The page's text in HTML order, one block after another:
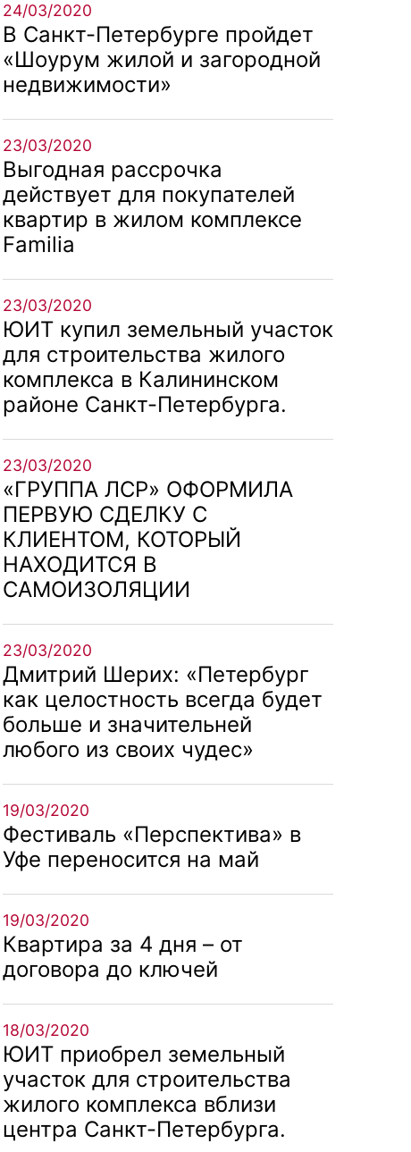
24/03/2020
В Санкт-Петербурге пройдет
«Шоурум жилой и загородной
недвижимости»
23/03/2020
Выгодная рассрочка
действует для покупателей
квартир в жилом комплексе
Familia
23/03/2020
ЮИТ купил земельный участок
для строительства жилого
комплекса в Калининском
районе Санкт-Петербурга.
23/03/2020
«ГРУППА ЛСР» ОФОРМИЛА
ПЕРВУЮ СДЕЛКУ С
КЛИЕНТОМ, КОТОРЫЙ
НАХОДИТСЯ В
САМОИЗОЛЯЦИИ
23/03/2020
Дмитрий Шерих: «Петербург
как целостность всегда будет
больше и значительней
любого из своих чудес»
19/03/2020
Фестиваль «Перспектива» в
Уфе переносится на май
19/03/2020
Квартира за 4 дня – от
договора до ключей
18/03/2020
ЮИТ приобрел земельный
участок для строительства
жилого комплекса вблизи
центра Санкт-Петербурга.